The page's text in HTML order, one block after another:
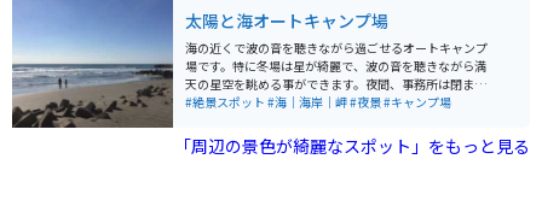
せんので、昼食休憩などには不向きになります。
太陽と海オートキャンプ場
海の近くで波の音を聴きながら過ごせるオートキャンプ
場です。特に冬場は星が綺麗で、波の音を聴きながら満
天の星空を眺める事ができます。夜間、事務所は閉まっ
ていますが、コンビニが歩いて行ける距離にあり重宝し
少なく、ゆったりと過ごせます。バンガローもあるた
め、寒いのが苦手な方はそちらを利用するのもオススメ
#絶景スポット #海｜海岸｜岬#夜景#キャンプ場
「周辺の景色が綺麗なスポット」をもっと見る